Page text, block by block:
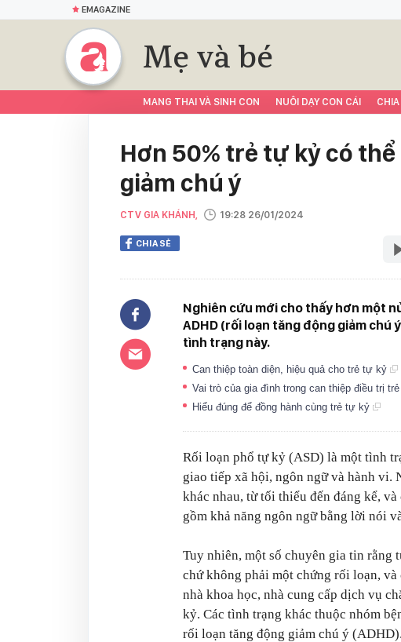
EMAGAZINE
Mẹ và bé
MANG THAI VÀ SINH CON NUÔI DẠY CON CÁI
Hơn 50% trẻ tự kỷ có
giảm chú ý
CTV GIA KHÁNH, 19:28 26/01/2024
CHIA SẺ
Nghiên cứu mới cho thấy hơn một
ADHD (rối loạn tăng động giảm
tình trạng này.
Can thiệp toàn diện, hiệu quả cho trẻ tự kỷ
Vai trò của gia đình trong can thiệp điều trị
Hiểu đúng để đồng hành cùng trẻ tự kỷ
Rối loạn phổ tự kỷ (ASD) là một tình
giao tiếp xã hội, ngôn ngữ và hành vi.
khác nhau, từ tối thiểu đến đáng kể,
gồm khả năng ngôn ngữ bằng lời nói
Tuy nhiên, một số chuyên gia tin
chứ không phải một chứng rối loạn,
nhà khoa học, nhà cung cấp dịch vụ
kỷ. Các tình trạng khác thuộc nhóm
rối loạn tăng động giảm chú ý (ADHD).